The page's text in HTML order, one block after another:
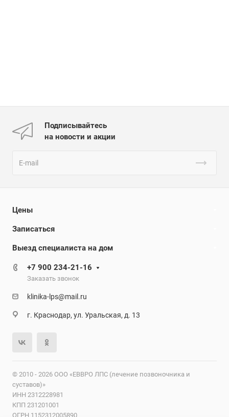
Подписывайтесь
на новости и акции
Цены
Записаться
Выезд специалиста на дом
+7 900 234-21-16
Заказать звонок
klinika-lps@mail.ru
г. Краснодар, ул. Уральская, д. 13
© 2010 - 2026 ООО «ЕВВРО ЛПС (лечение позвоночника и
суставов)»
ИНН 2312228981
КПП 231201001
ОГРН 1152312005890